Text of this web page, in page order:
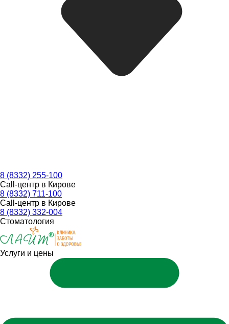
8 (8332) 255-100
Call-центр в Кирове
8 (8332) 711-100
Call-центр в Кирове
8 (8332) 332-004
Стоматология
Услуги и цены